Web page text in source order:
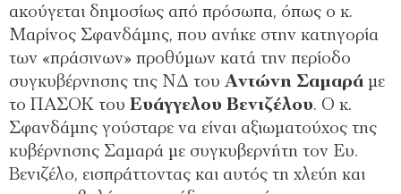
ακούγεται δημοσίως από πρόσωπα, όπως ο κ.
Μαρίνος Σφανδάμης, που ανήκε στην κατηγορία
των «πράσινων» προθύμων κατά την περίοδο
συγκυβέρνησης της ΝΔ του Αντώνη Σαμαρά με
το ΠΑΣΟΚ του Ευάγγελου Βενιζέλου. Ο κ.
Σφανδάμης γούσταρε να είναι αξιωματούχος της
κυβέρνησης Σαμαρά με συγκυβερνήτη τον Ευ.
Βενιζέλο, εισπράττοντας και αυτός τη χλεύη και